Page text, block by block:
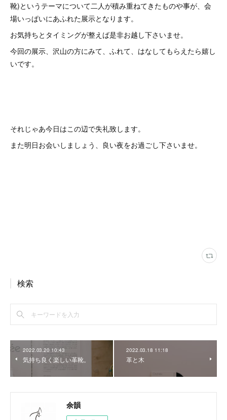
靴)というテーマについて二人が積み重ねてきたものや事が、会
場いっぱいにあふれた展示となります。
お気持ちとタイミングが整えば是非お越し下さいませ。
今回の展示、沢山の方にみて、ふれて、はなしてもらえたら嬉し
いです。
それじゃあ今日はこの辺で失礼致します。
また明日お会いしましょう、良い夜をお過ごし下さいませ。
検索
2022.03.20 10:43
気持ち良く楽しい革靴。
2022.03.18 11:18
革と木
余韻